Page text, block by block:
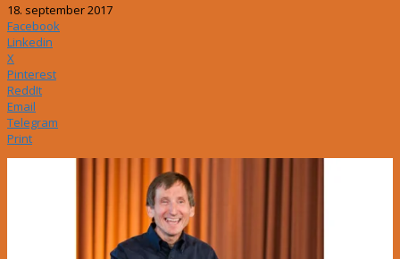
18. september 2017
Facebook
Linkedin
X
Pinterest
ReddIt
Email
Telegram
Print